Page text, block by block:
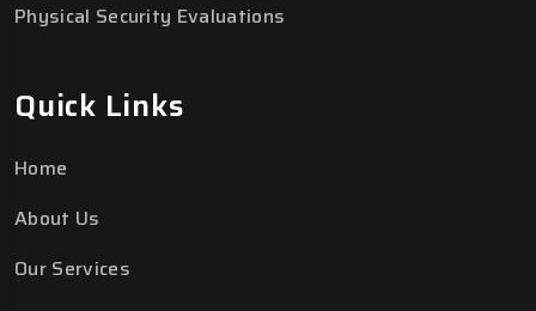
Physical Security Evaluations
Quick Links
Home
About Us
Our Services